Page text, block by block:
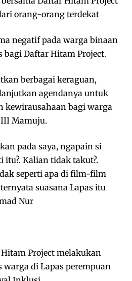
orang-orang terdekat
negatif pada warga binaan
Daftar Hitam Project.
berbagai keraguan,
agendanya untuk
kewirausahaan bagi warga
Mamuju.
pada saya, ngapain si
itu?. Kalian tidak takut?.
seperti apa di film-film
suasana Lapas itu
Nur
Project melakukan
di Lapas perempuan